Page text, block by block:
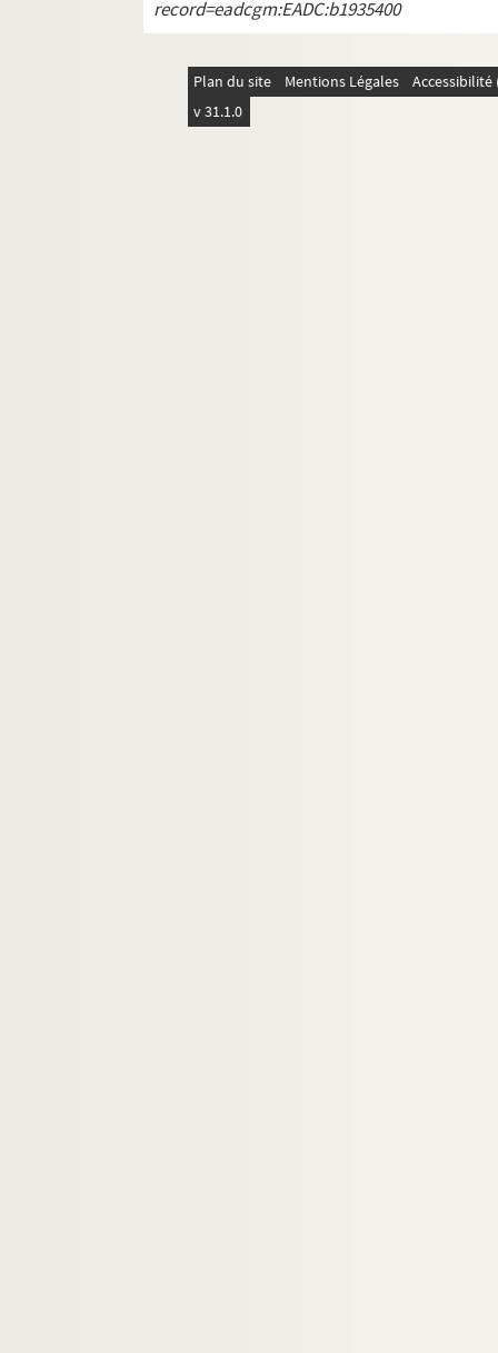
record=eadcgm:EADC:b1935400
Plan du site Mentions Légales
v 31.1.0